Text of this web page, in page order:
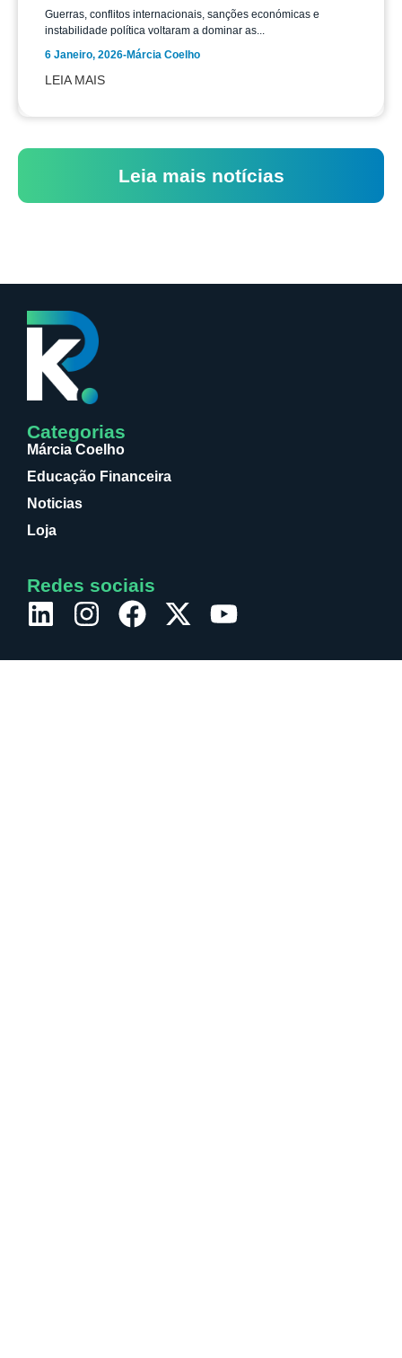
Guerras, conflitos internacionais, sanções económicas e
instabilidade política voltaram a dominar as...
6 Janeiro, 2026-Márcia Coelho
LEIA MAIS
Leia mais notícias
Categorias
Márcia Coelho
Educação Financeira
Noticias
Loja
Redes sociais